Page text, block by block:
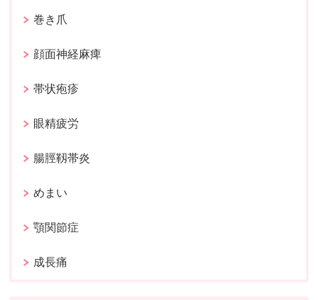
巻き爪
顔面神経麻痺
帯状疱疹
眼精疲労
腸脛靱帯炎
めまい
顎関節症
成長痛